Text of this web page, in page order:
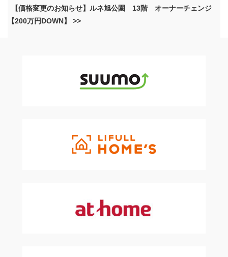
【価格変更のお知らせ】ルネ旭公園 13階 オーナーチェンジ
【200万円DOWN】 >>